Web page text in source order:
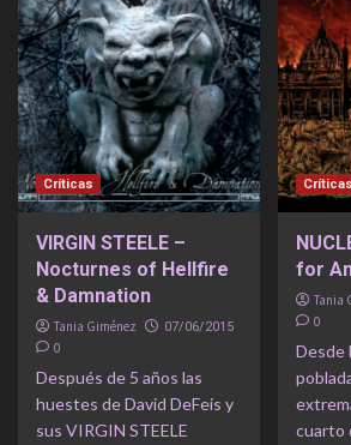
Críticas
VIRGIN STEELE –
Nocturnes of Hellfire
& Damnation
Tania Giménez 07/06/2015
0
Después de 5 años las
huestes de David DeFeis y
sus VIRGIN STEELE
Críticas
for
Tania
0
Desde
cuarto